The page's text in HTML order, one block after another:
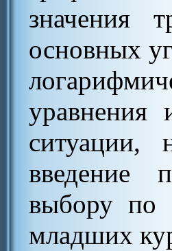
значения
основных
уравнения
ситуации,
введение
выбору по
младших